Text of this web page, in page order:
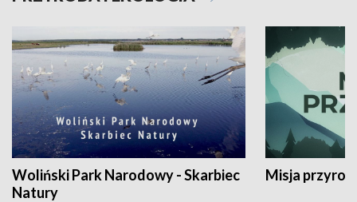
Woliński Park Narodowy - Skarbiec
Natury
Misja